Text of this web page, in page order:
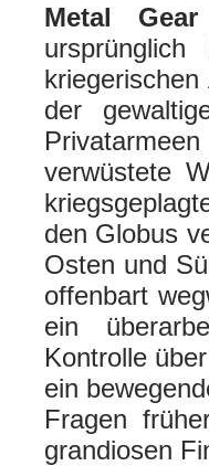
Metal
der
verwüstete
den Globus
Osten und
offenbart
ein
Kontrolle
ein
Fragen
grandiosen